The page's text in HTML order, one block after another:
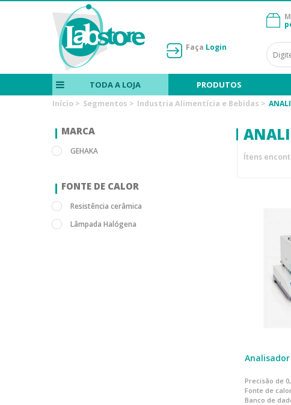
Faça Login
TODA A LOJA PRODUTOS
Início > Segmentos > Industria Alimentícia e Bebidas >
MARCA
GEHAKA
FONTE DE CALOR
Resistência cerâmica
Lâmpada Halógena
Ítens
Precisão de
Fonte de
Banco de